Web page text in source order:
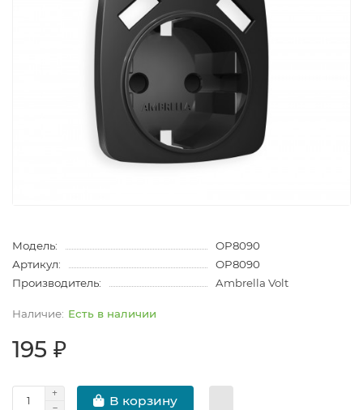
Модель:
OP8090
Артикул:
OP8090
Производитель:
Ambrella Volt
Есть в наличии
195 ₽
В корзину